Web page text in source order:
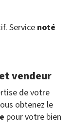
Service noté
vendeur
de votre
obtenez le
pour votre bien